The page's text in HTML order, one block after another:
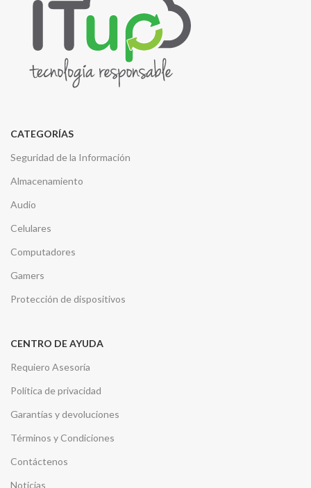
CATEGORÍAS
Seguridad de la Información
Almacenamiento
Audio
Celulares
Computadores
Gamers
Protección de dispositivos
CENTRO DE AYUDA
Requiero Asesoría
Política de privacidad
Garantías y devoluciones
Términos y Condiciones
Contáctenos
Noticias